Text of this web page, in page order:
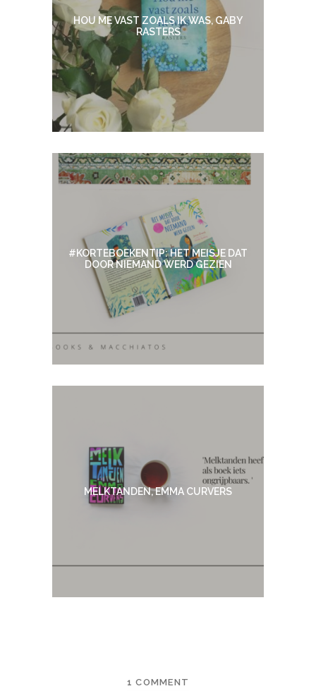
HOU ME VAST ZOALS IK WAS, GABY
RASTERS
#KORTEBOEKENTIP: HET MEISJE DAT
DOOR NIEMAND WERD GEZIEN
MELKTANDEN, EMMA CURVERS
1 COMMENT